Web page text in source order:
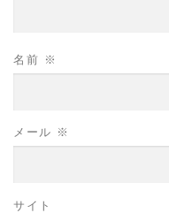
名前 ※
メール ※
サイト